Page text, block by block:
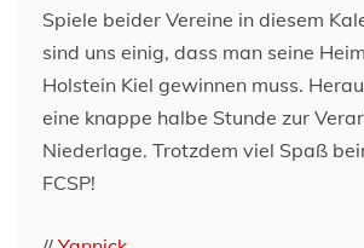
Spiele beider Vereine in diesem
sind uns einig, dass man seine
Holstein Kiel gewinnen muss.
eine knappe halbe Stunde zur
Niederlage. Trotzdem viel Spaß
FCSP!